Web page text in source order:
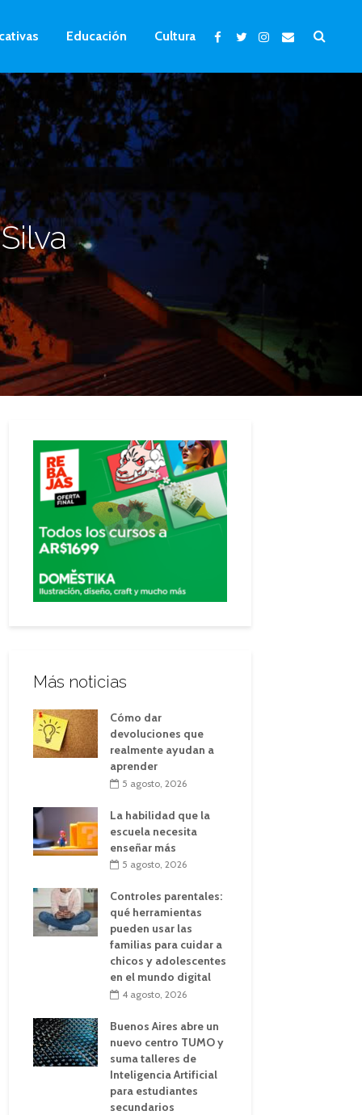
Educación Cultura
Más noticias
Cómo dar
devoluciones que
realmente ayudan a
aprender
5 agosto, 2026
La habilidad que la
escuela necesita
enseñar más
5 agosto, 2026
Controles parentales:
qué herramientas
pueden usar las
familias para cuidar a
chicos y adolescentes
en el mundo digital
4 agosto, 2026
Buenos Aires abre un
nuevo centro TUMO y
suma talleres de
Inteligencia Artificial
para estudiantes
secundarios